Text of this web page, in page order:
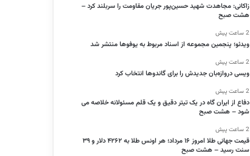
زاکانی: مجاهدت شهید حسین‌پور جریان مقاومت را سربلند کرد –
هشت صبح
2 ساعت پیش
ویدئو؛ پنجمین مجموعه از اسناد مربوط به یوفوها منتشر شد
2 ساعت پیش
ویسی دروازه‌بان جدیدش را برای گاندوها انتخاب کرد
2 ساعت پیش
دفاع از ایران گاه در یک تیتر دقیق و یک قلم مسئولانه خلاصه می
شود – هشت صبح
2 ساعت پیش
قیمت جهانی طلا امروز ۱۶ مرداد؛ هر اونس طلا به ۴۲۶۲ دلار و ۳۹
سنت رسید – هشت صبح